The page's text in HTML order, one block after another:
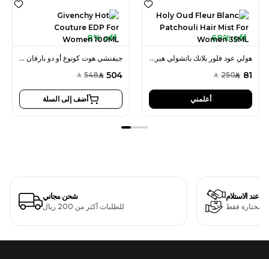
8% off
جيفنشي هوت كوتوغ أو دو بارفان 100 مل للنساء
SAR 504
SAR 548
أضف إلى السلة
68% off
هولي عود فلور بلانك باتشولي هير ميست 35 مل للنساء
SAR 81
SAR 250
أعلمني
شحن مجاني
للطلبات أكثر من 200 ريال
عند الاستلام
مختارة فقط